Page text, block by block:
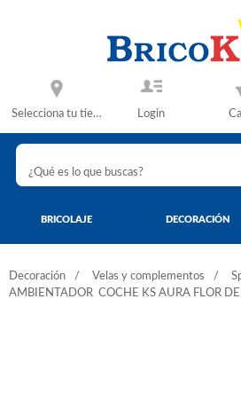
Selecciona tu tienda Login
BRICOLAJE DECORACIÓN
Decoración Velas y complementos
AMBIENTADOR COCHE KS AURA FLOR